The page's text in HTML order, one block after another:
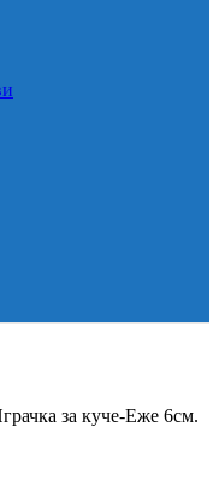
за куче-Еже 6см.